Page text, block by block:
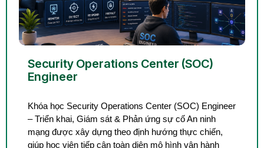
Security Operations Center (SOC)
Engineer
Khóa học Security Operations Center (SOC) Engineer
– Triển khai, Giám sát & Phản ứng sự cố An ninh
mạng được xây dựng theo định hướng thực chiến,
giúp học viên tiếp cận toàn diện mô hình vận hành